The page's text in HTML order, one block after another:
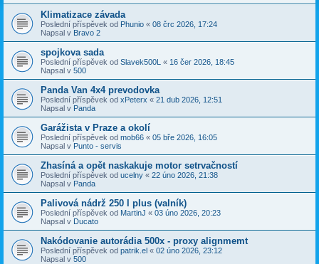
Klimatizace závada
Poslední příspěvek od Phunio « 08 črc 2026, 17:24
Napsal v Bravo 2
spojkova sada
Poslední příspěvek od Slavek500L « 16 čer 2026, 18:45
Napsal v 500
Panda Van 4x4 prevodovka
Poslední příspěvek od xPeterx « 21 dub 2026, 12:51
Napsal v Panda
Garážista v Praze a okolí
Poslední příspěvek od mob66 « 05 bře 2026, 16:05
Napsal v Punto - servis
Zhasíná a opět naskakuje motor setrvačností
Poslední příspěvek od ucelny « 22 úno 2026, 21:38
Napsal v Panda
Palivová nádrž 250 l plus (valník)
Poslední příspěvek od MartinJ « 03 úno 2026, 20:23
Napsal v Ducato
Nakódovanie autorádia 500x - proxy alignmemt
Poslední příspěvek od patrik.el « 02 úno 2026, 23:12
Napsal v 500